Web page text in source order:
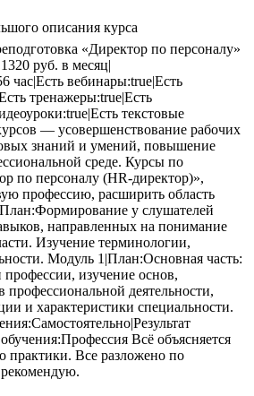
описания курса
«Директор по персоналу»
руб. в месяц|
час|Есть вебинары:true|Есть
тренажеры:true|Есть
текстовые
— усовершенствование рабочих
знаний и умений, повышение
среде. Курсы по
по персоналу (HR-директор)»,
профессию, расширить область
у слушателей
направленных на понимание
Изучение терминологии,
Модуль 1|План:Основная часть:
изучение основ,
профессиональной деятельности,
и характеристики специальности.
Всё объясняется
практики. Все разложено по